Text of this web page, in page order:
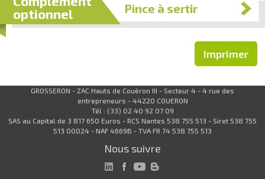
optionnel
Pince à sertir
Imprimer
GROSSERON - ZAC Hauts de Couëron III - Secteur 4 - 4 rue des
entrepreneurs - 44220 COUERON
Tél : (33) 02 40 92 07 09
SAS au Capital de 3 817 650 Euros - RCS Nantes 538 755 513 - Siret 538 755
513 00024 - NAF 4669B - TVA FR 74 538 755 513
Nous suivre